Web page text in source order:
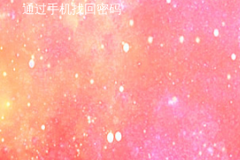
通过手机找回密码